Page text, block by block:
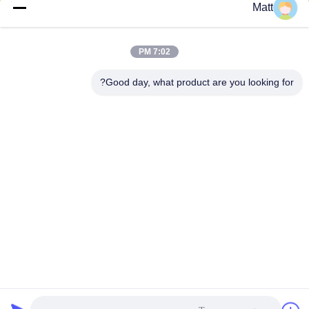
Matt
7:02 PM
Good day, what product are you looking for?